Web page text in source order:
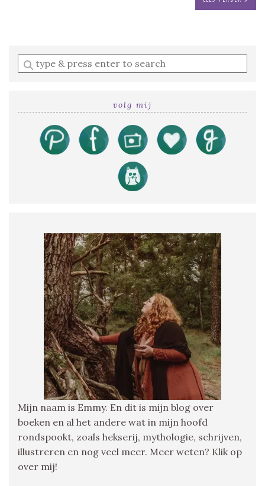
Enter
a
volg mij
Mijn naam is Emmy. En dit is mijn blog over
boeken en al het andere wat in mijn hoofd
rondspookt, zoals hekserij, mythologie, schrijven,
illustreren en nog veel meer. Meer weten? Klik op
over mij!